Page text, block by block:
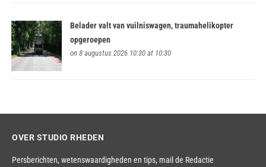
Belader valt van vuilniswagen, traumahelikopter
opgeroepen
on 8 augustus 2026 10:30 at 10:30
OVER STUDIO RHEDEN
Persberichten, wetenswaardigheden en tips, mail de Redactie